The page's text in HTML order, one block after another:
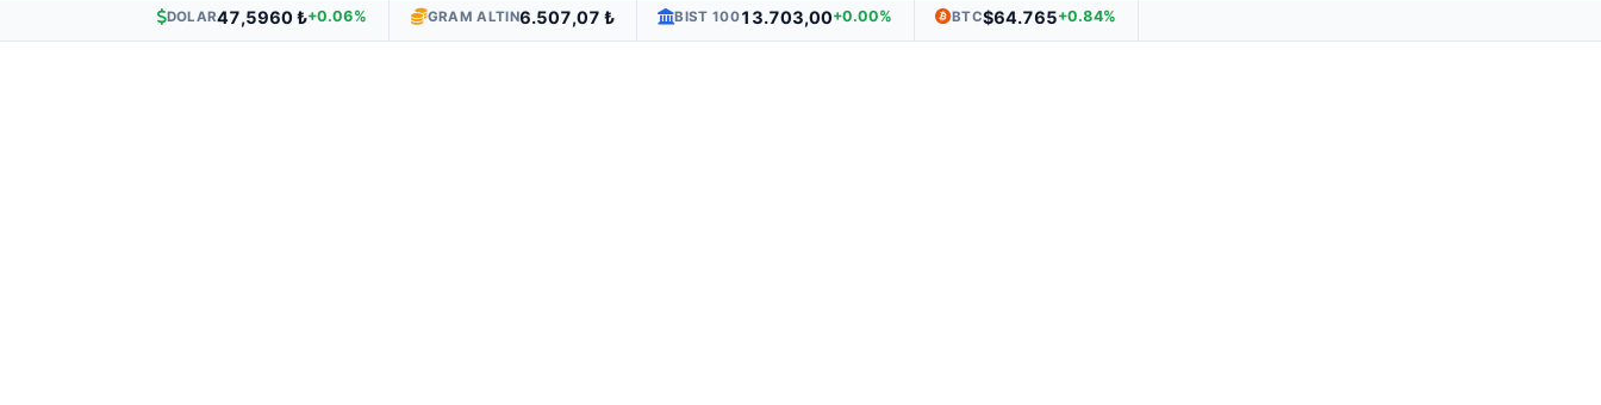
DOLAR47,5960 ₺+0.06% GRAM ALTIN6.507,07 ₺ BIST 10013.703,00+0.00% BTC$64.765+0.84%